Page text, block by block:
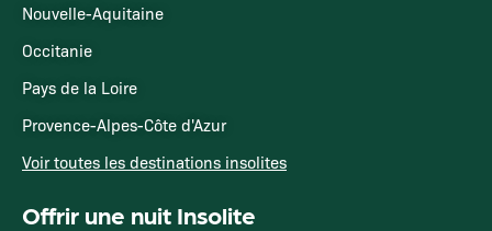
Nouvelle-Aquitaine
Occitanie
Pays de la Loire
Provence-Alpes-Côte d'Azur
Voir toutes les destinations insolites
Offrir une nuit Insolite